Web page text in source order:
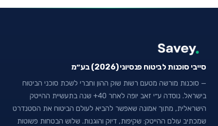
סייבי סוכנות לביטוח פנסיוני (2026) בע״מ
— סוכנות מורשה מטעם רשות שוק ההון וחברי לשכת סוכני הביטוח
בישראל. נוסדה ע״י זאב יופה לאחר 40+ שנה בתעשיית ההייטק
הישראלית, מתוך אמונה שאפשר להביא לעולם הביטוח את הסטנדרט
שמכתיב עולם ההייטק: שקיפות, דיוק והוגנות. שלוש הבטחות פשוטות